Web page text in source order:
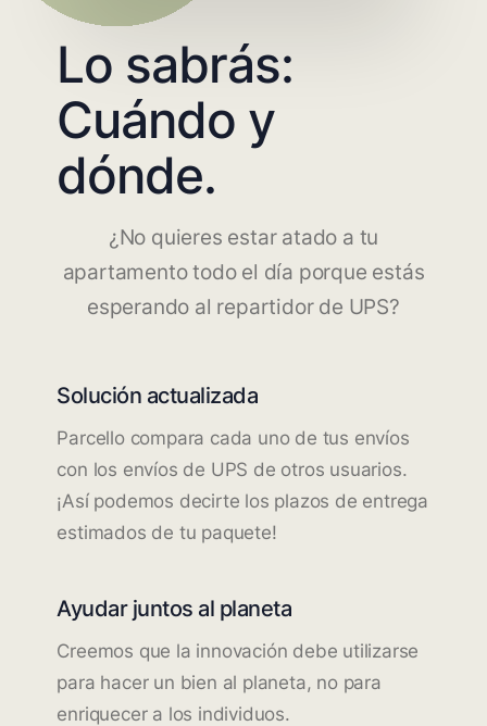
Lo sabrás:
Cuándo y
dónde.
¿No quieres estar atado a tu
apartamento todo el día porque estás
esperando al repartidor de UPS?
Solución actualizada
Parcello compara cada uno de tus envíos
con los envíos de UPS de otros usuarios.
¡Así podemos decirte los plazos de entrega
estimados de tu paquete!
Ayudar juntos al planeta
Creemos que la innovación debe utilizarse
para hacer un bien al planeta, no para
enriquecer a los individuos.